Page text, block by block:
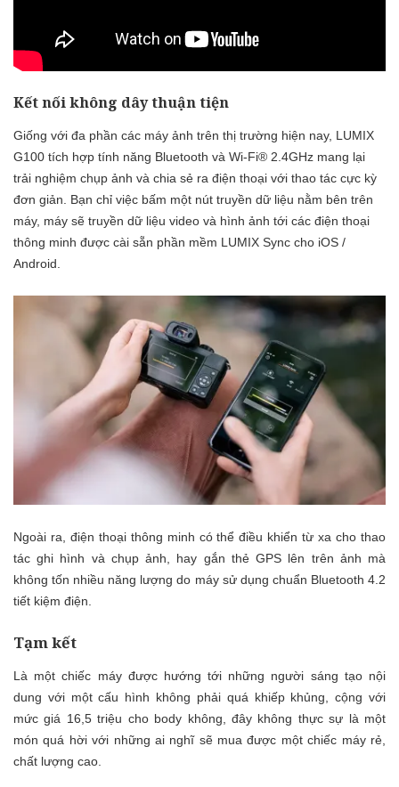
Kết nối không dây thuận tiện
Giống với đa phần các máy ảnh trên thị trường hiện nay, LUMIX
G100 tích hợp tính năng Bluetooth và Wi-Fi® 2.4GHz mang lại
trải nghiệm chụp ảnh và chia sẻ ra điện thoại với thao tác cực kỳ
đơn giản. Bạn chỉ việc bấm một nút truyền dữ liệu nằm bên trên
máy, máy sẽ truyền dữ liệu video và hình ảnh tới các điện thoại
thông minh được cài sẵn phần mềm LUMIX Sync cho iOS /
Android.
Ngoài ra, điện thoại thông minh có thể điều khiển từ xa cho thao
tác ghi hình và chụp ảnh, hay gắn thẻ GPS lên trên ảnh mà
không tốn nhiều năng lượng do máy sử dụng chuẩn Bluetooth 4.2
tiết kiệm điện.
Tạm kết
Là một chiếc máy được hướng tới những người sáng tạo nội
dung với một cấu hình không phải quá khiếp khủng, cộng với
mức giá 16,5 triệu cho body không, đây không thực sự là một
món quá hời với những ai nghĩ sẽ mua được một chiếc máy rẻ,
chất lượng cao.